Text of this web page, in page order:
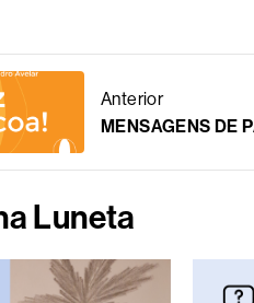
Anterior
MENSAGENS DE
Luneta